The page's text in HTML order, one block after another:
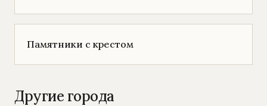
Памятники с крестом
Другие города